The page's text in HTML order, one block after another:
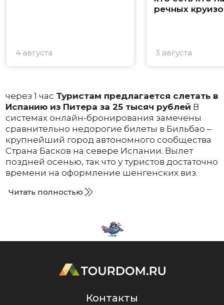
4 августа
речных
3 августа
через 1 час Туристам предлагается слетать в
Испанию из Питера за 25 тысяч рублей В
системах онлайн-бронирования замечены
сравнительно недорогие билеты в Бильбао –
крупнейший город автономного сообщества
Страна Басков на севере Испании. Вылет
поздней осенью, так что у туристов достаточно
времени на оформление шенгенских виз.
Читать полностью
Контакты